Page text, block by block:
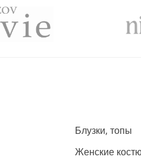
Блузки, топы
Женские